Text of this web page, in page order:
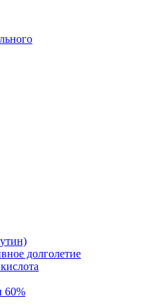
долголетие
60%